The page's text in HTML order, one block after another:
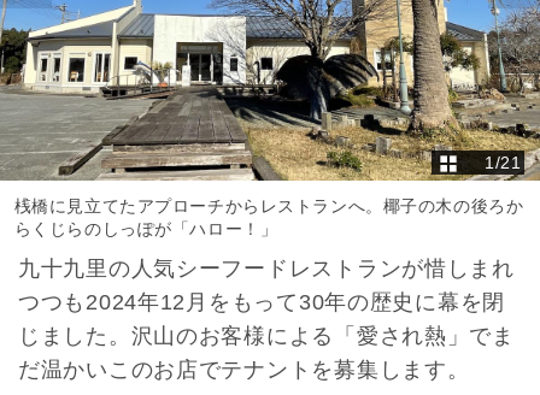
1/21
桟橋に見立てたアプローチからレストランへ。椰子の木の後ろか
らくじらのしっぽが「ハロー！」
九十九里の人気シーフードレストランが惜しまれ
つつも2024年12月をもって30年の歴史に幕を閉
じました。沢山のお客様による「愛され熱」でま
だ温かいこのお店でテナントを募集します。